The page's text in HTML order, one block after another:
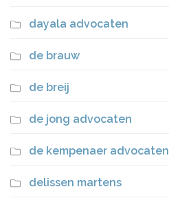
dayala advocaten
de brauw
de breij
de jong advocaten
de kempenaer advocaten
delissen martens